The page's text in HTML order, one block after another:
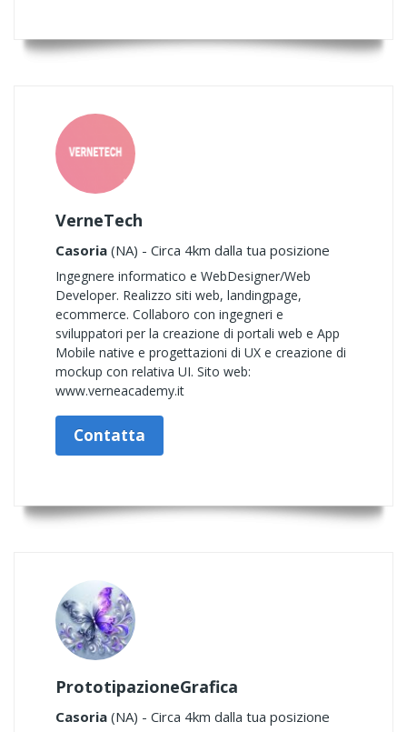
VerneTech
Casoria (NA) - Circa 4km dalla tua posizione
Ingegnere informatico e WebDesigner/Web
Developer. Realizzo siti web, landingpage,
ecommerce. Collaboro con ingegneri e
sviluppatori per la creazione di portali web e App
Mobile native e progettazioni di UX e creazione di
mockup con relativa UI. Sito web:
www.verneacademy.it
Contatta
PrototipazioneGrafica
Casoria (NA) - Circa 4km dalla tua posizione